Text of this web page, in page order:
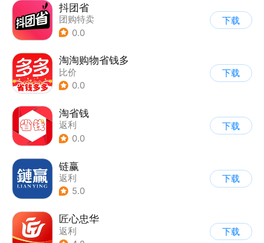
抖团省
团购特卖
0.0
下载
淘淘购物省钱多
比价
0.0
下载
淘省钱
返利
0.0
下载
链赢
返利
5.0
下载
匠心忠华
返利
下载